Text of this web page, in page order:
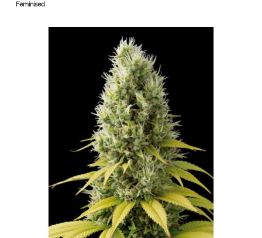
Feminised